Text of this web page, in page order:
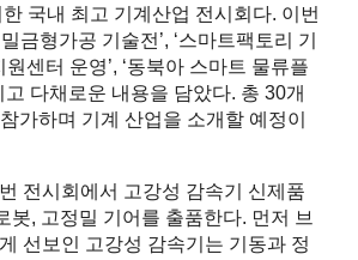
국내 최고 기계산업 전시회다. 이번
금형가공 기술전’, ‘스마트팩토리 기
원센터 운영’, ‘동북아 스마트 물류플
고 다채로운 내용을 담았다. 총 30개
가하며 기계 산업을 소개할 예정이
전시회에서 고강성 감속기 신제품
봇, 고정밀 기어를 출품한다. 먼저 브
선보인 고강성 감속기는 기동과 정